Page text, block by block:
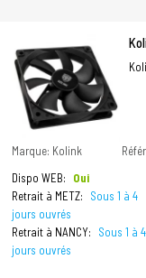
Marque: Kolink
Dispo WEB:
Oui
Retrait à METZ:
Sous 1 à 4
jours ouvrés
Retrait à NANCY:
Sous 1 à 4
jours ouvrés